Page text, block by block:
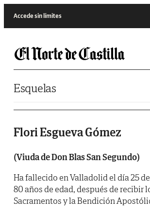
Accede sin límites
Esquelas
Flori Esgueva Gómez
(Viuda de Don Blas San Segundo)
Ha fallecido en Valladolid el día 25
80 años de edad, después de recibir
Sacramentos y la Bendición